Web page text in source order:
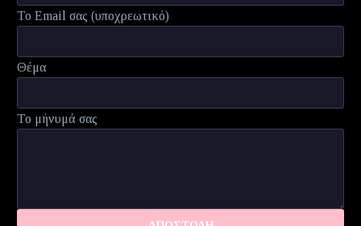
Το Email σας (υποχρεωτικό)
Θέμα
Το μήνυμά σας